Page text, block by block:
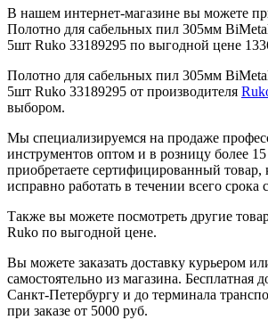
В нашем интернет-магазине вы можете
Полотно для сабельных пил 305мм
5шт Ruko 33189295 по выгодной цене
Полотно для сабельных пил 305мм
5шт Ruko 33189295 от производителя
выбором.
Мы специализируемся на продаже
инструментов оптом и в розницу более
приобретаете сертифицированный товар,
исправно работать в течении всего срока
Также вы можете посмотреть другие
Ruko по выгодной цене.
Вы можете заказать доставку курьером
самостоятельно из магазина. Бесплатная
Санкт-Петербургу и до терминала
при заказе от 5000 руб.